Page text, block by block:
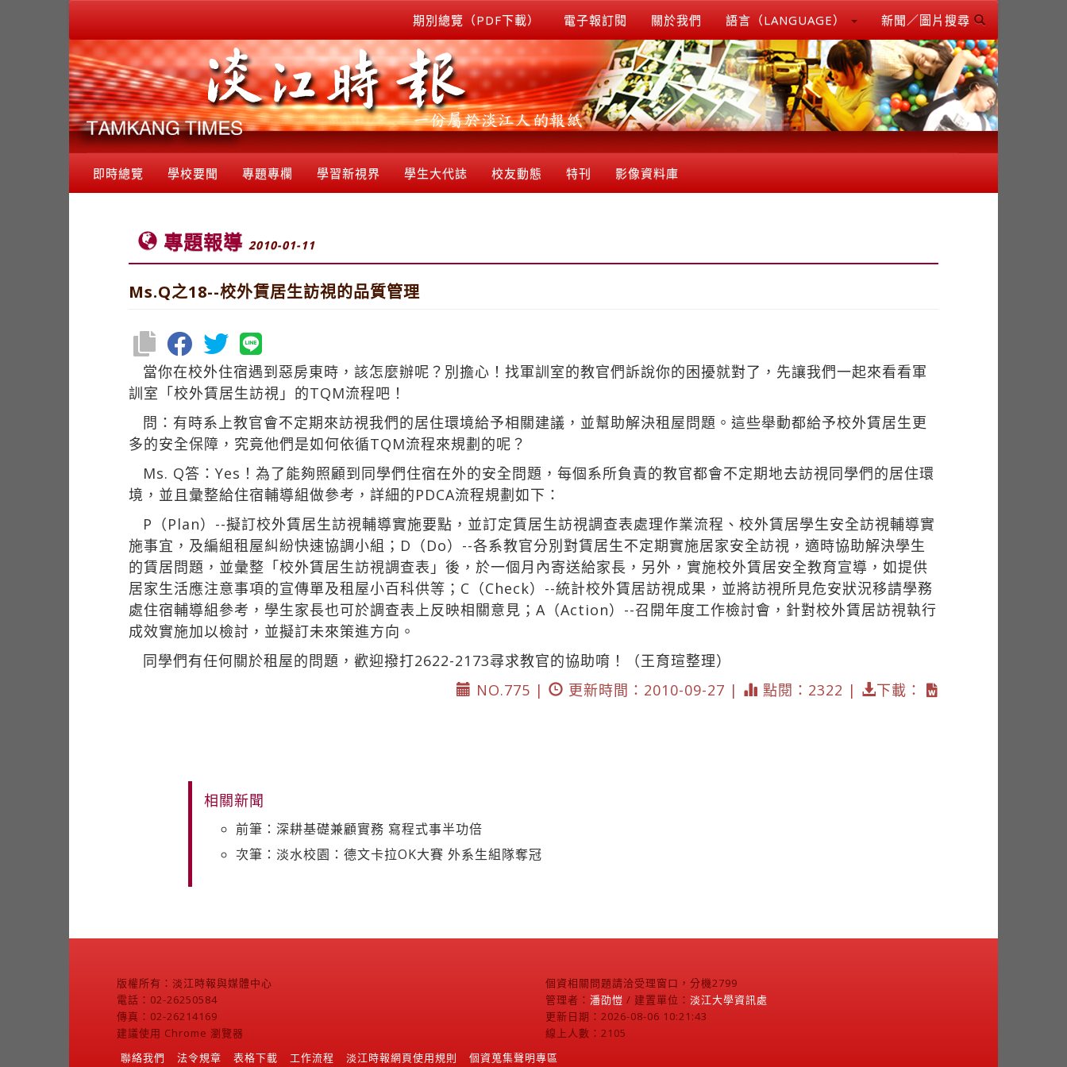
期別總覽（PDF下載） 電子報訂閱 關於我們 語言（LANGUAGE） 新聞／圖片搜尋
即時總覽 學校要聞 專題專欄 學習新視界 學生大代誌 校友動態 特刊 影像資料庫
專題報導 2010-01-11
Ms.Q之18--校外賃居生訪視的品質管理
當你在校外住宿遇到惡房東時，該怎麼辦呢？別擔心！找軍訓室的教官們訴說你的困擾就對了，先讓我們一起來看看軍
訓室「校外賃居生訪視」的TQM流程吧！
問：有時系上教官會不定期來訪視我們的居住環境給予相關建議，並幫助解決租屋問題。這些舉動都給予校外賃居生更
多的安全保障，究竟他們是如何依循TQM流程來規劃的呢？
Ms. Q答：Yes！為了能夠照顧到同學們住宿在外的安全問題，每個系所負責的教官都會不定期地去訪視同學們的居住環
境，並且彙整給住宿輔導組做參考，詳細的PDCA流程規劃如下：
P（Plan）--擬訂校外賃居生訪視輔導實施要點，並訂定賃居生訪視調查表處理作業流程、校外賃居學生安全訪視輔導實
施事宜，及編組租屋糾紛快速協調小組；D（Do）--各系教官分別對賃居生不定期實施居家安全訪視，適時協助解決學生
的賃居問題，並彙整「校外賃居生訪視調查表」後，於一個月內寄送給家長，另外，實施校外賃居安全教育宣導，如提供
居家生活應注意事項的宣傳單及租屋小百科供等；C（Check）--統計校外賃居訪視成果，並將訪視所見危安狀況移請學務
處住宿輔導組參考，學生家長也可於調查表上反映相關意見；A（Action）--召開年度工作檢討會，針對校外賃居訪視執行
成效實施加以檢討，並擬訂未來策進方向。
同學們有任何關於租屋的問題，歡迎撥打2622-2173尋求教官的協助唷！（王育瑄整理）
NO.775 |
更新時間：2010-09-27 | 點閱：2322 | 下載：
相關新聞
前筆：深耕基礎兼顧實務 寫程式事半功倍
次筆：淡水校園：德文卡拉OK大賽 外系生組隊奪冠
版權所有：淡江時報與媒體中心
電話：02-26250584
傳真：02-26214169
建議使用 Chrome 瀏覽器
個資相關問題請洽受理窗口，分機2799
管理者： 潘劭愷 / 建置單位： 淡江大學資訊處
更新日期：2026-08-06 10:21:43
線上人數：2105
聯絡我們
法令規章 表格下載 工作流程 淡江時報網頁使用規則 個資蒐集聲明專區